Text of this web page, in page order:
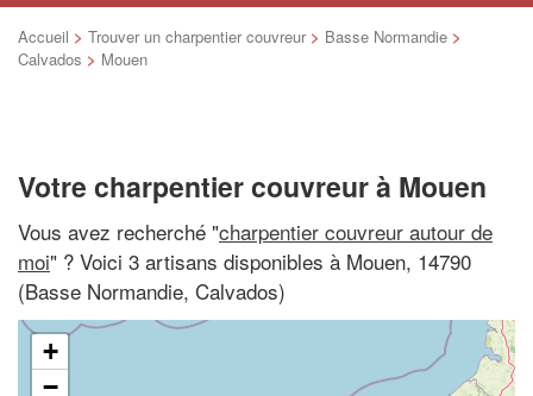
Accueil > Trouver un charpentier couvreur > Basse Normandie >
Calvados > Mouen
Votre charpentier couvreur à Mouen
Vous avez recherché "charpentier couvreur autour de
moi" ? Voici 3 artisans disponibles à Mouen, 14790
(Basse Normandie, Calvados)
+
−